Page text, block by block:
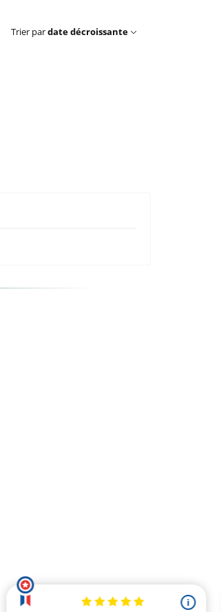
Trier pardate décroissante